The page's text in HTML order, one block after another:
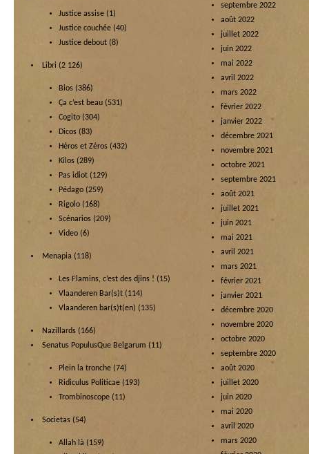
Justice assise (1)
Justice couchée (40)
Justice debout (8)
Libri (2 126)
Bios (386)
Ça c’est beau (531)
Cogito (304)
Dicos (83)
Héros et Zéros (432)
Kilos (289)
Pas idiot (129)
Pédago (259)
Rigolo (168)
Scénarios (209)
Video (6)
Menapia (118)
Les Flamins, c’est des djins ! (15)
Vlaanderen Bar(s)t (114)
Vlaanderen bar(s)t(en) (135)
Nazillards (166)
Senatus PopulusQue Belgarum (11)
Plein la tronche (74)
Ridiculus Politicae (193)
Trombinoscope (11)
Societas (54)
Allah là (159)
septembre 2022
août 2022
juillet 2022
juin 2022
mai 2022
avril 2022
mars 2022
février 2022
janvier 2022
décembre 2021
novembre 2021
octobre 2021
septembre 2021
août 2021
juillet 2021
juin 2021
mai 2021
avril 2021
mars 2021
février 2021
janvier 2021
décembre 2020
novembre 2020
octobre 2020
septembre 2020
août 2020
juillet 2020
juin 2020
mai 2020
avril 2020
mars 2020